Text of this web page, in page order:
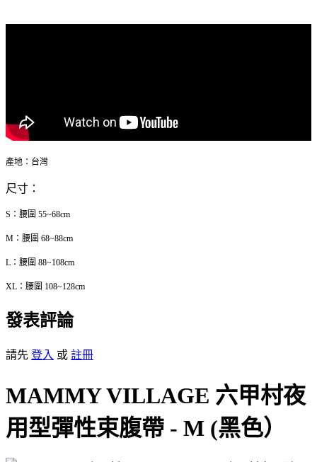
產地：台灣
尺寸：
S：腰圍 55~68cm
M：腰圍 68~88cm
L：腰圍 88~108cm
XL：腰圍 108~128cm
發表評論
請先 登入 或 註冊
MAMMY VILLAGE 六甲村夜
用型彈性束腹帶 - M (黑色）